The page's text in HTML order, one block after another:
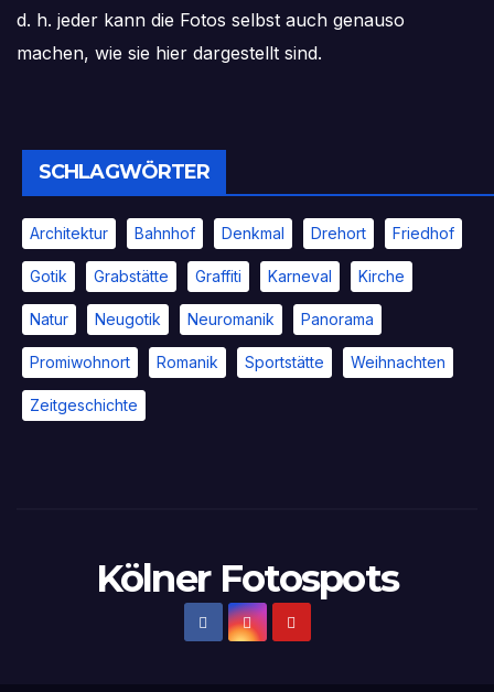
d. h. jeder kann die Fotos selbst auch genauso
machen, wie sie hier dargestellt sind.
SCHLAGWÖRTER
Architektur Bahnhof Denkmal Drehort Friedhof
Gotik Grabstätte Graffiti Karneval Kirche
Natur Neugotik Neuromanik Panorama
Promiwohnort Romanik Sportstätte Weihnachten
Zeitgeschichte
Kölner Fotospots